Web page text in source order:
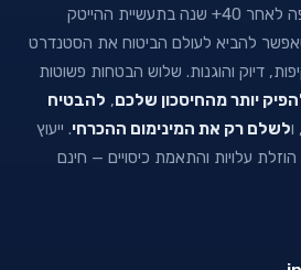
בישראל. נוסדה ע״י זאב יופה לאחר 40+ שנה בתעשיית ההייטק
להביא לעולם הביטוח את הסטנדרט
דיוק והוגנות. שלוש הבטחות פשוטות
יותר מהחיסכון שלכם, להבטיח
, ולשלם רק את המינימום ההכרחי. ייעוץ
עלויות והתאמת כיסויים — חינם